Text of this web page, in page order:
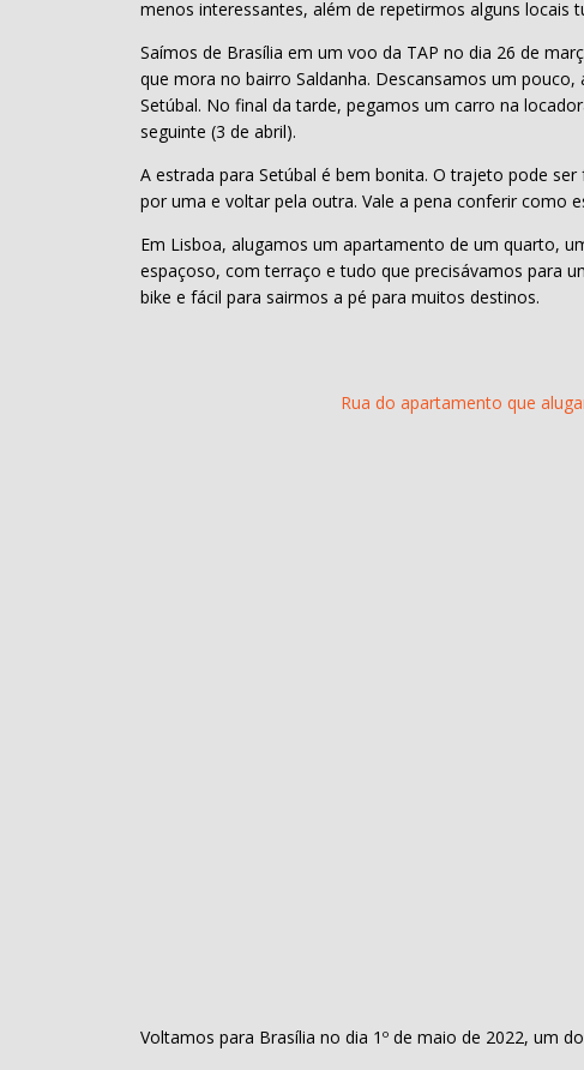
menos interessantes, além de repetirmos alguns locais
Saímos de Brasília em um voo da TAP no dia 26 de
que mora no bairro Saldanha. Descansamos um
Setúbal. No final da tarde, pegamos um carro na
seguinte (3 de abril).
A estrada para Setúbal é bem bonita. O trajeto pode
por uma e voltar pela outra. Vale a pena conferir como
Em Lisboa, alugamos um apartamento de um quarto,
espaçoso, com terraço e tudo que precisávamos para
bike e fácil para sairmos a pé para muitos destinos.
Rua do apartamento que
Voltamos para Brasília no dia 1º de maio de 2022, um